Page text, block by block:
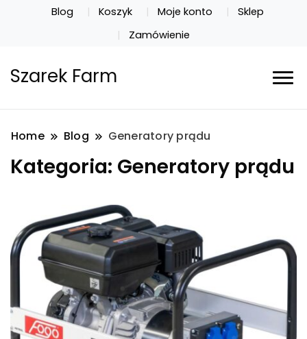
Blog Koszyk Moje konto
Sklep
Zamówienie
Szarek Farm
Home Blog Generatory prądu
Kategoria: Generatory prądu